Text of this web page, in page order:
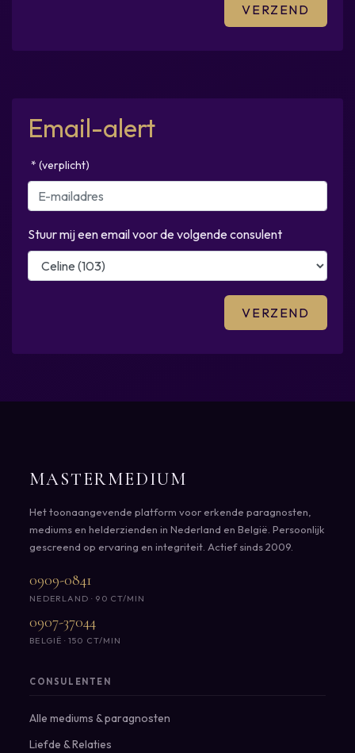
Email-alert
* (verplicht)
Stuur mij een email voor de volgende consulent
MASTERMEDIUM
Het toonaangevende platform voor erkende paragnosten,
mediums en helderzienden in Nederland en België. Persoonlijk
gescreend op ervaring en integriteit. Actief sinds 2009.
0909-0841
NEDERLAND · 90 CT/MIN
0907-37044
BELGIË · 150 CT/MIN
CONSULENTEN
Alle mediums & paragnosten
Liefde & Relaties